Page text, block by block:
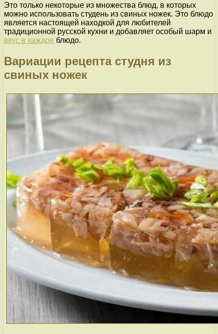
Это только некоторые из множества блюд, в которых
можно использовать студень из свиных ножек. Это блюдо
является настоящей находкой для любителей
традиционной русской кухни и добавляет особый шарм и
вкус в каждое блюдо.
Вариации рецепта студня из
свиных ножек